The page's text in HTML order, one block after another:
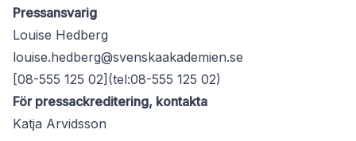
Pressansvarig
Louise Hedberg
louise.hedberg@svenskaakademien.se
[08-555 125 02](tel:08-555 125 02)
För pressackreditering, kontakta
Katja Arvidsson